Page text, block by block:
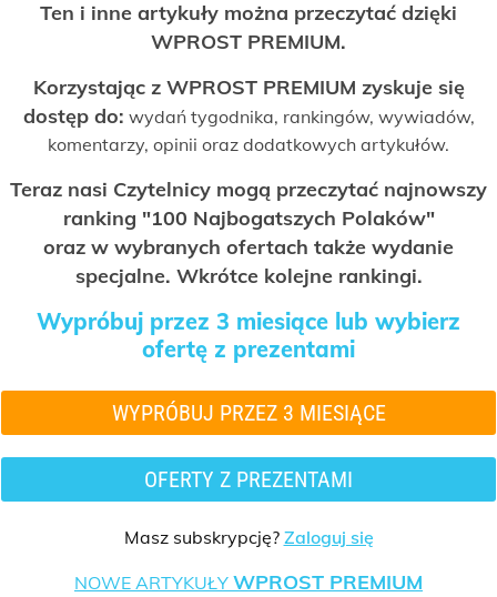
Ten i inne artykuły można przeczytać dzięki
WPROST PREMIUM.
Korzystając z WPROST PREMIUM zyskuje się
dostęp do: wydań tygodnika, rankingów, wywiadów,
komentarzy, opinii oraz dodatkowych artykułów.
Teraz nasi Czytelnicy mogą przeczytać najnowszy
ranking "100 Najbogatszych Polaków"
oraz w wybranych ofertach także wydanie
specjalne. Wkrótce kolejne rankingi.
Wypróbuj przez 3 miesiące lub wybierz
ofertę z prezentami
WYPRÓBUJ PRZEZ 3 MIESIĄCE
OFERTY Z PREZENTAMI
Masz subskrypcję? Zaloguj się
NOWE ARTYKUŁY WPROST PREMIUM